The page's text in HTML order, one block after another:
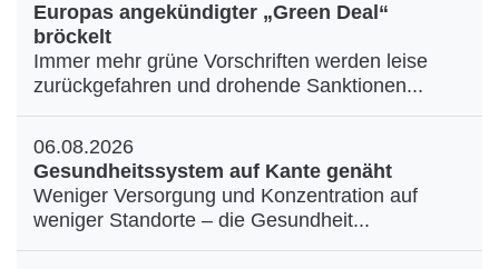
Europas angekündigter „Green Deal“
bröckelt
Immer mehr grüne Vorschriften werden leise
zurückgefahren und drohende Sanktionen...
06.08.2026
Gesundheitssystem auf Kante genäht
Weniger Versorgung und Konzentration auf
weniger Standorte – die Gesundheit...